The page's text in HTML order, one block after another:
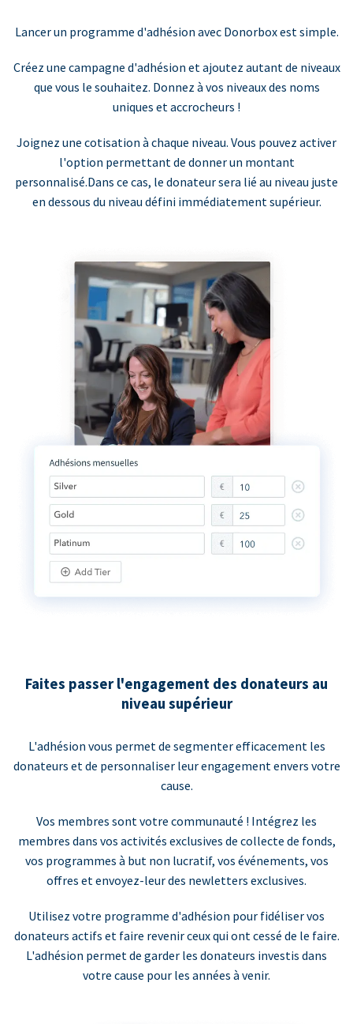
Lancer un programme d'adhésion avec Donorbox est simple.
Créez une campagne d'adhésion et ajoutez autant de niveaux
que vous le souhaitez. Donnez à vos niveaux des noms
uniques et accrocheurs !
Joignez une cotisation à chaque niveau. Vous pouvez activer
l'option permettant de donner un montant
personnalisé.Dans ce cas, le donateur sera lié au niveau juste
en dessous du niveau défini immédiatement supérieur.
Faites passer l'engagement des donateurs au
niveau supérieur
L'adhésion vous permet de segmenter efficacement les
donateurs et de personnaliser leur engagement envers votre
cause.
Vos membres sont votre communauté ! Intégrez les
membres dans vos activités exclusives de collecte de fonds,
vos programmes à but non lucratif, vos événements, vos
offres et envoyez-leur des newletters exclusives.
Utilisez votre programme d'adhésion pour fidéliser vos
donateurs actifs et faire revenir ceux qui ont cessé de le faire.
L'adhésion permet de garder les donateurs investis dans
votre cause pour les années à venir.